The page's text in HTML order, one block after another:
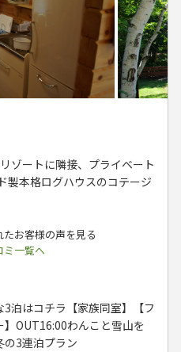
ゾートに隣接、プライベート
製本格ログハウスのコテージ
お客様の声を見る
ミ一覧へ
3泊はコチラ【家族同室】【フ
】OUT16:00わんこと雪山を
の3連泊プラン